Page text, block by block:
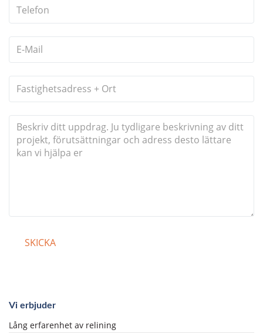
Vi erbjuder
Lång erfarenhet av relining